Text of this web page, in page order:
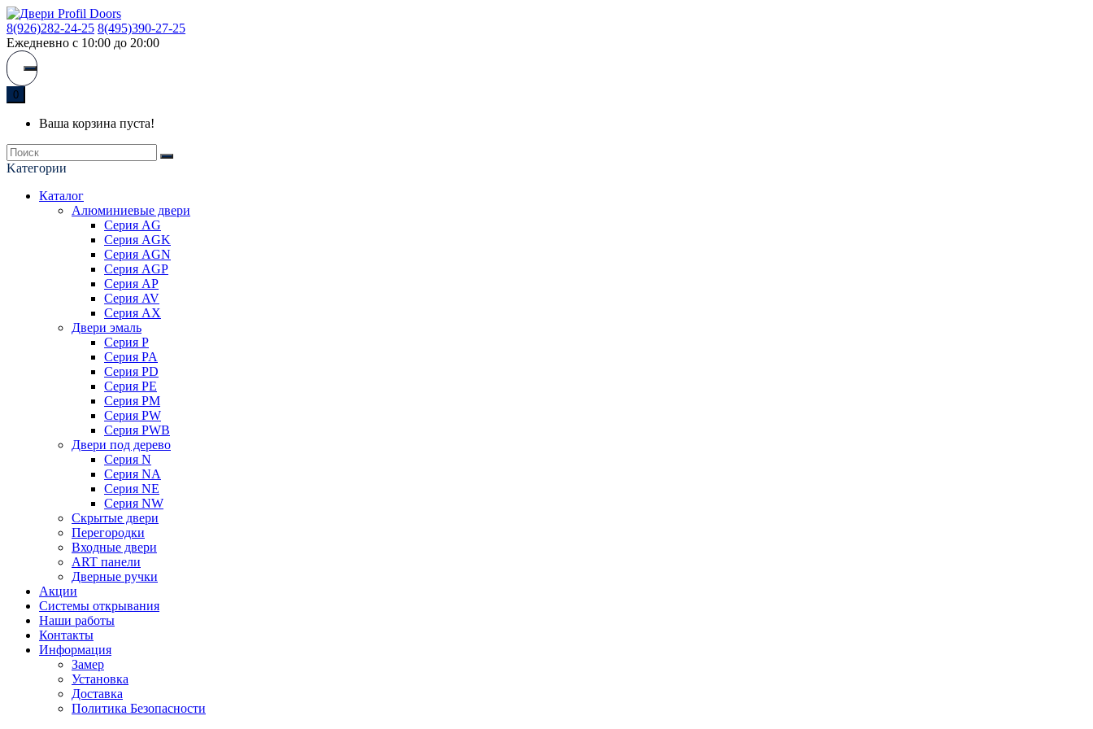
8(926)282-24-25 8(495)390-27-25
Ежедневно с 10:00 до 20:00
0
Ваша корзина пуста!
Kатегории
Каталог
Алюминиевые двери
Серия AG
Серия AGK
Серия AGN
Серия AGP
Серия AP
Серия AV
Серия AX
Двери эмаль
Серия P
Серия PA
Серия PD
Серия PE
Серия PM
Серия PW
Серия PWB
Двери под дерево
Серия N
Серия NA
Серия NE
Серия NW
Скрытые двери
Перегородки
Входные двери
ART панели
Дверные ручки
Акции
Системы открывания
Наши работы
Контакты
Информация
Замер
Установка
Доставка
Политика Безопасности